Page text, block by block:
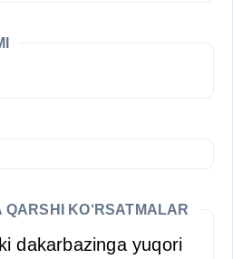
QARSHI KO‘RSATMALAR
dakarbazingа yuqori